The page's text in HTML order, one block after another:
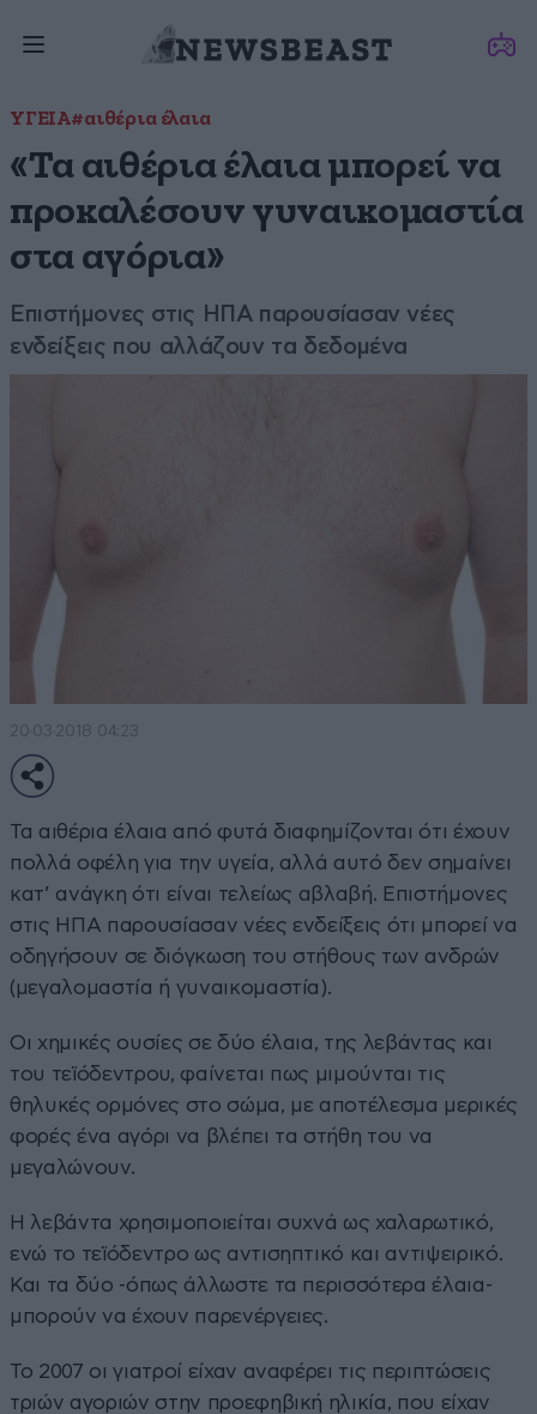
ΥΓΕΙΑ#αιθέρια έλαια
«Τα αιθέρια έλαια μπορεί να
προκαλέσουν γυναικομαστία
στα αγόρια»
Επιστήμονες στις ΗΠΑ παρουσίασαν νέες
ενδείξεις που αλλάζουν τα δεδομένα
20·03·2018 04:23
Τα αιθέρια έλαια από φυτά διαφημίζονται ότι έχουν
πολλά οφέλη για την υγεία, αλλά αυτό δεν σημαίνει
κατ’ ανάγκη ότι είναι τελείως αβλαβή. Επιστήμονες
στις ΗΠΑ παρουσίασαν νέες ενδείξεις ότι μπορεί να
οδηγήσουν σε διόγκωση του στήθους των ανδρών
(μεγαλομαστία ή γυναικομαστία).
Οι χημικές ουσίες σε δύο έλαια, της λεβάντας και
του τεϊόδεντρου, φαίνεται πως μιμούνται τις
θηλυκές ορμόνες στο σώμα, με αποτέλεσμα μερικές
φορές ένα αγόρι να βλέπει τα στήθη του να
μεγαλώνουν.
Η λεβάντα χρησιμοποιείται συχνά ως χαλαρωτικό,
ενώ το τεϊόδεντρο ως αντισηπτικό και αντιψειρικό.
Και τα δύο -όπως άλλωστε τα περισσότερα έλαια-
μπορούν να έχουν παρενέργειες.
Το 2007 οι γιατροί είχαν αναφέρει τις περιπτώσεις
τριών αγοριών στην προεφηβική ηλικία, που είχαν